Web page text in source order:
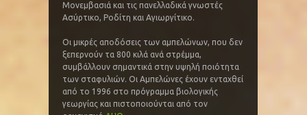
Μονεμβασιά και τις πανελλαδικά γνωστές
Ασύρτικο, Ροδίτη και Αγιωργίτικο.
Οι μικρές αποδόσεις των αμπελώνων, που δεν
ξεπερνούν τα 800 κιλά ανά στρέμμα,
συμβάλλουν σημαντικά στην υψηλή ποιότητα
των σταφυλιών. Οι Αμπελώνες έχουν ενταχθεί
από το 1996 στο πρόγραμμα βιολογικής
γεωργίας και πιστοποιούνται από τον